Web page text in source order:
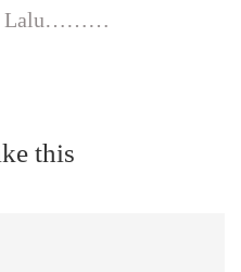
Lalu………
this